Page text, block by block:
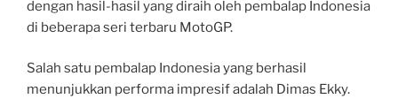
dengan hasil-hasil yang diraih oleh pembalap Indonesia
di beberapa seri terbaru MotoGP.
Salah satu pembalap Indonesia yang berhasil
menunjukkan performa impresif adalah Dimas Ekky.